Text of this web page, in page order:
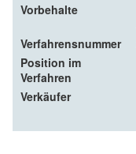
Vorbehalte
Verfahrensnummer
Position im
Verfahren
Verkäufer